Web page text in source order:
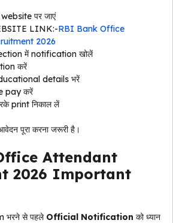
पर जाएं
LINK:-RBI Bank Office
2026
में notification खोलें
करें
details भरें
pay करें
print निकाल लें
पूरा करना जरूरी है।
Attendant
2026 Important
भरने से पहले Official Notification को ध्यान